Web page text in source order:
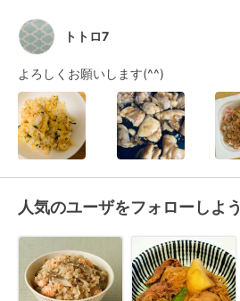
トトロ7
よろしくお願いします(^^)
人気のユーザをフォローしよう